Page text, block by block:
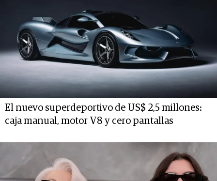
El nuevo superdeportivo de US$ 2,5 millones:
caja manual, motor V8 y cero pantallas